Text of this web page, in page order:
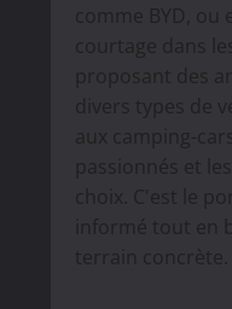
comme BYD, ou
courtage dans
proposant des
divers types de
aux camping-
passionnés et
choix. C'est le
informé tout en
terrain concrète.